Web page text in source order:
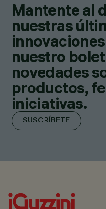
Mantente al
nuestras
nuestro
novedades
productos,
iniciativas.
SUSCRÍBETE